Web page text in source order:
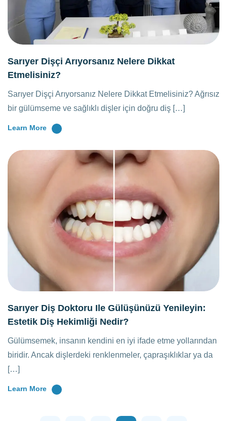
Sarıyer Dişçi Arıyorsanız Nelere Dikkat
Etmelisiniz?
Sarıyer Dişçi Arıyorsanız Nelere Dikkat Etmelisiniz? Ağrısız
bir gülümseme ve sağlıklı dişler için doğru diş […]
Learn More
Sarıyer Diş Doktoru Ile Gülüşünüzü Yenileyin:
Estetik Diş Hekimliği Nedir?
Gülümsemek, insanın kendini en iyi ifade etme yollarından
biridir. Ancak dişlerdeki renklenmeler, çapraşıklıklar ya da
[…]
Learn More